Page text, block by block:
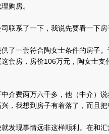
购房。
系了一下，我说先要看一下房
一套符合陶女士条件的房子。
套房，房价106万元，陶女士支
费两万六千多，他（中介）说
，我想到房子有着落了，而且把
现事情远非这样顺利。在和汇